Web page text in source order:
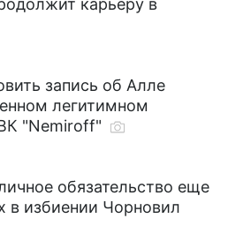
карьеру в
запись об Алле
легитимном
"Nemiroff"
обязательство еще
в избиении Чорновил